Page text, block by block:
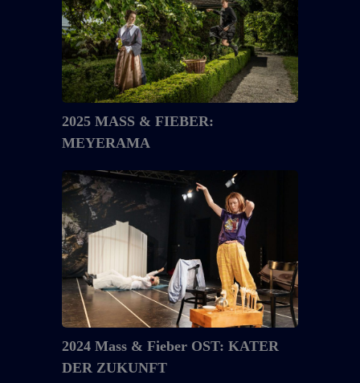
FIEBER:
MEYERAMA
2025 MASS & FIEBER:
MEYERAMA
2024
Mass
&
Fieber
OST:
KATER
DER
ZUKUNFT
2024 Mass & Fieber OST: KATER
DER ZUKUNFT